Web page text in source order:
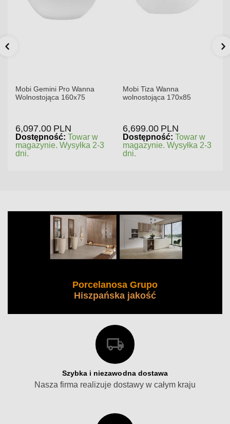
Mobi Gemini Pro Wanna
Wolnostojąca 160x75
6,097.00 PLN
Dostępność: Towar w
magazynie. Wysyłka 2-3
dni.
Mobi Tiza Wanna
wolnostojąca 170x85
6,699.00 PLN
Dostępność: Towar w
magazynie. Wysyłka 2-3
dni.
Porcelanosa Grupo
Hiszpańska jakość
Szybka i niezawodna dostawa
Nasza firma realizuje dostawy w całym kraju